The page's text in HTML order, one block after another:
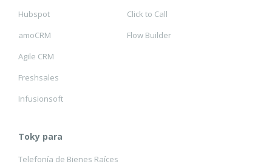
Hubspot
amoCRM
Agile CRM
Freshsales
Infusionsoft
Click to Call
Flow Builder
Toky para
Telefonía de Bienes Raíces